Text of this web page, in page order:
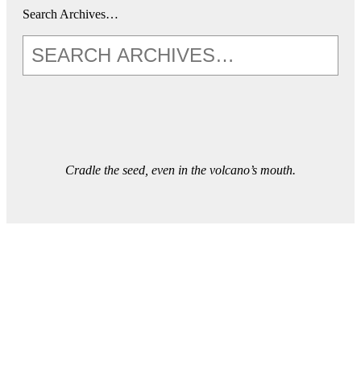
Search Archives…
Cradle the seed, even in the volcano’s mouth.